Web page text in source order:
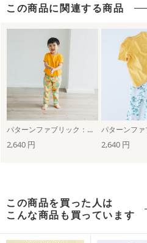
この商品に関連する商品
パターンファブリック：ゆるテーパードパンツ（Lindo）
2,640 円 2,640 円
この商品を買った人は
こんな商品も買っています